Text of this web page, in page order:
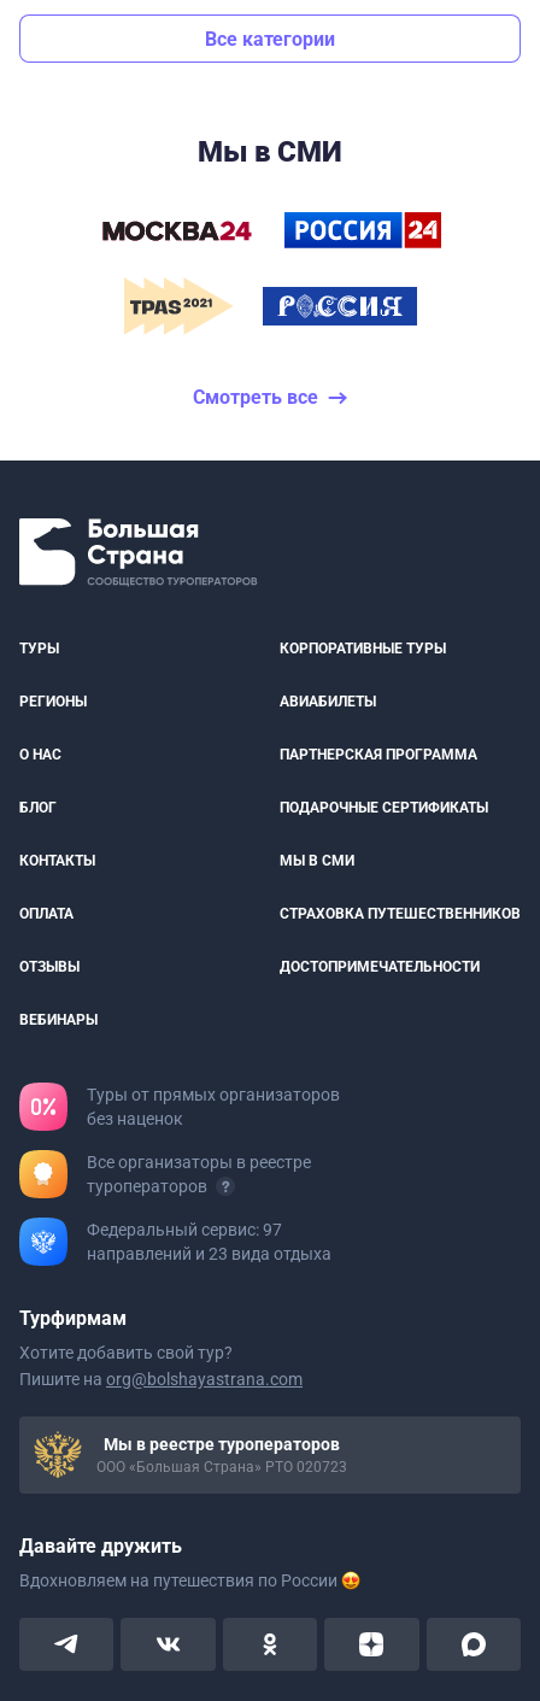
Все категории
Мы в СМИ
Смотреть все
ТУРЫ КОРПОРАТИВНЫЕ ТУРЫ
РЕГИОНЫ АВИАБИЛЕТЫ
О НАС ПАРТНЕРСКАЯ ПРОГРАММА
БЛОГ ПОДАРОЧНЫЕ СЕРТИФИКАТЫ
КОНТАКТЫ МЫ В СМИ
ОПЛАТА СТРАХОВКА ПУТЕШЕСТВЕННИКОВ
ОТЗЫВЫ ДОСТОПРИМЕЧАТЕЛЬНОСТИ
ВЕБИНАРЫ
Туры от прямых организаторов
без наценок
Все организаторы в реестре
туроператоров
Федеральный сервис: 97
направлений и 23 вида отдыха
Турфирмам
Хотите добавить свой тур?
Пишите на org@bolshayastrana.com
Мы в реестре туроператоров
ООО «Большая Страна» РТО 020723
Давайте дружить
Вдохновляем на путешествия по России